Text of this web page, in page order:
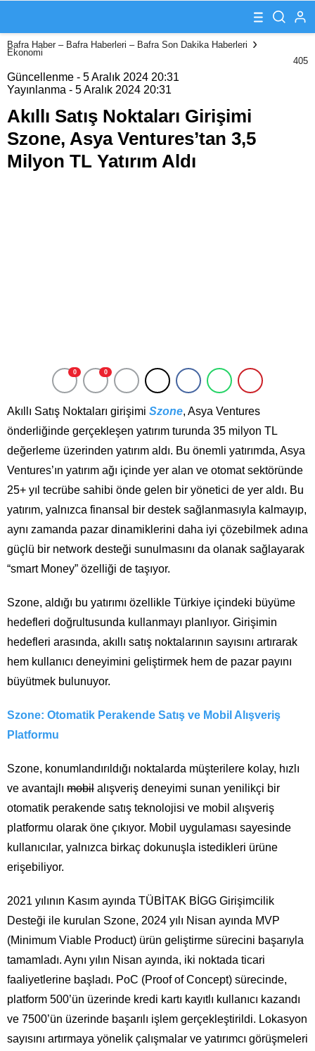
Girişimi Szone,
Ventures’tan 3,5
Milyon TL
Bafra Haber – Bafra Haberleri – Bafra Son Dakika Haberleri
Ekonomi
405
Güncellenme - 5 Aralık 2024 20:31
Yayınlanma - 5 Aralık 2024 20:31
Akıllı Satış Noktaları Girişimi
Szone, Asya Ventures’tan 3,5
Milyon TL Yatırım Aldı
0 0
Akıllı Satış Noktaları girişimi Szone, Asya Ventures
önderliğinde gerçekleşen yatırım turunda 35 milyon TL
değerleme üzerinden yatırım aldı. Bu önemli yatırımda, Asya
Ventures’ın yatırım ağı içinde yer alan ve otomat sektöründe
25+ yıl tecrübe sahibi önde gelen bir yönetici de yer aldı. Bu
yatırım, yalnızca finansal bir destek sağlanmasıyla kalmayıp,
aynı zamanda pazar dinamiklerini daha iyi çözebilmek adına
güçlü bir network desteği sunulmasını da olanak sağlayarak
“smart Money” özelliği de taşıyor.
Szone, aldığı bu yatırımı özellikle Türkiye içindeki büyüme
hedefleri doğrultusunda kullanmayı planlıyor. Girişimin
hedefleri arasında, akıllı satış noktalarının sayısını artırarak
hem kullanıcı deneyimini geliştirmek hem de pazar payını
büyütmek bulunuyor.
Szone: Otomatik Perakende Satış ve Mobil Alışveriş
Platformu
Szone, konumlandırıldığı noktalarda müşterilere kolay, hızlı
ve avantajlı mobil alışveriş deneyimi sunan yenilikçi bir
otomatik perakende satış teknolojisi ve mobil alışveriş
platformu olarak öne çıkıyor. Mobil uygulaması sayesinde
kullanıcılar, yalnızca birkaç dokunuşla istedikleri ürüne
erişebiliyor.
2021 yılının Kasım ayında TÜBİTAK BİGG Girişimcilik
Desteği ile kurulan Szone, 2024 yılı Nisan ayında MVP
(Minimum Viable Product) ürün geliştirme sürecini başarıyla
tamamladı. Aynı yılın Nisan ayında, iki noktada ticari
faaliyetlerine başladı. PoC (Proof of Concept) sürecinde,
platform 500’ün üzerinde kredi kartı kayıtlı kullanıcı kazandı
ve 7500’ün üzerinde başarılı işlem gerçekleştirildi. Lokasyon
sayısını artırmaya yönelik çalışmalar ve yatırımcı görüşmeleri